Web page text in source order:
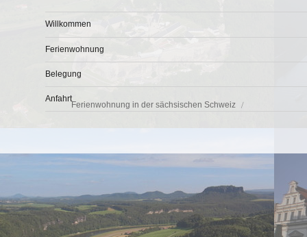
Willkommen
Ferienwohnung
Belegung
Anfahrt
Ferienwohnung in der sächsischen Schweiz